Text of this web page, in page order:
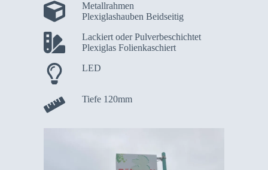
Metallrahmen
Plexiglashauben Beidseitig
Lackiert oder Pulverbeschichtet
Plexiglas Folienkaschiert
LED
Tiefe 120mm